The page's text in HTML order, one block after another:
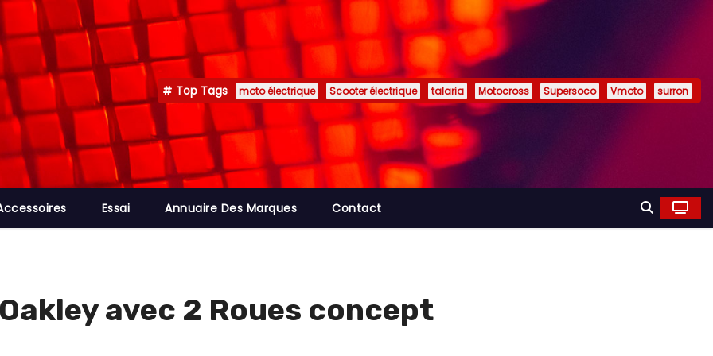
Top Tags moto électrique Scooter électrique talaria Motocross Supersoco Vmoto surron
Essai Annuaire Des Marques Contact
avec 2 Roues concept